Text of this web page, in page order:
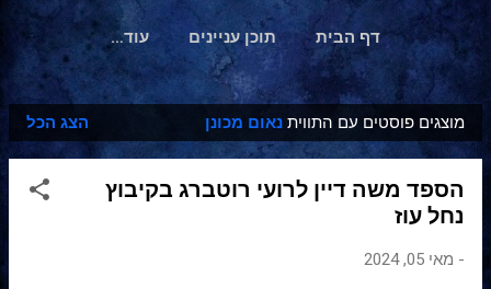
דף הבית תוכן עניינים ‏עוד…
ר
ש
מוצגים פוסטים עם התווית נאום מכונן הצג הכל
הספד משה דיין לרועי רוטברג בקיבוץ
נחל עוז
- מאי 05, 2024